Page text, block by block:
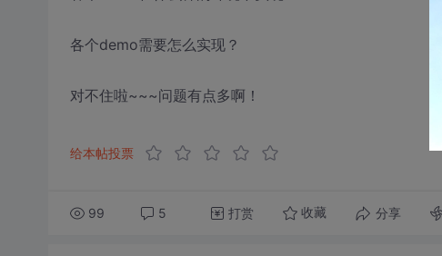
各个demo需要怎么实现？
对不住啦~~~问题有点多啊！
给本帖投票
99 5 打赏 收藏 分享